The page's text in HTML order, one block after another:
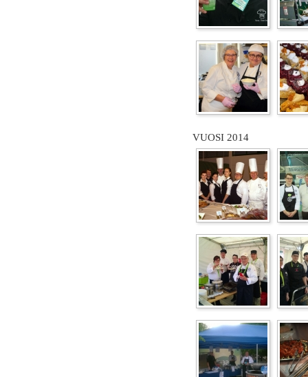
VUOSI 2014